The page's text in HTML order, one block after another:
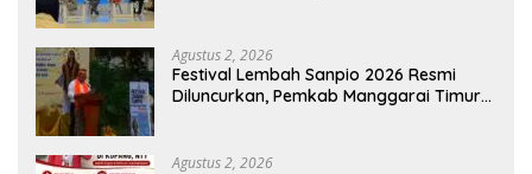
Agustus 2, 2026
Festival Lembah Sanpio 2026 Resmi
Diluncurkan, Pemkab Manggarai Timur
Agustus 2, 2026